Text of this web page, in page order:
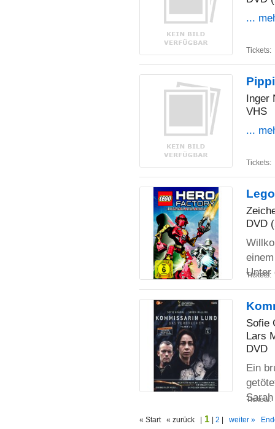
...
Tickets:
Inger
VHS
...
Tickets:
DVD
Tickets:
Sofie
Lars
DVD
Ein
Tickets:
« Start « zurück | 1 2 weiter »